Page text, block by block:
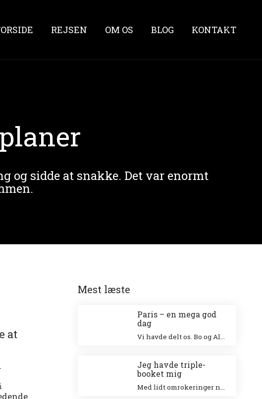
REJSEN OM OS BLOG KONTAKT
og sidde at snakke. Det var enormt
at
Mest læste
Paris – en mega god
dag
Vi havde delt os. Bo og Alex besøgte Eiffeltårnet og Niki og jeg besøgte Louvre. Jeg klatrede op i Eiffeltårnet for 20 år siden sammen med min veninde Tina og Niki ville allerhelst besøge Louvre.
Jeg havde triple-
booket mig
Med lidt omrokeringer nåede jeg det hele – og helt uden stress.